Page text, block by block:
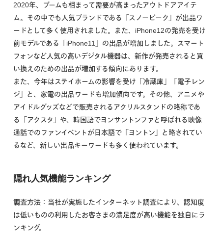
2020年、ブームも相まって需要が高まったアウトドアアイテ
ム。その中でも人気ブランドである「スノーピーク」が出品ワ
ードとして多く使用されました。また、iPhone12の発売を受け
前モデルである「iPhone11」の出品が増加しました。スマート
フォンなど人気の高いデジタル機器は、新作が発売されると買
い換えのための出品が増加する傾向にあります。
また、今年はステイホームの影響を受け「冷蔵庫」「電子レン
ジ」と、家電の出品ワードも増加傾向です。その他、アニメや
アイドルグッズなどで販売されるアクリルスタンドの略称であ
る「アクスタ」や、韓国語でヨンサントンファと呼ばれる映像
通話でのファンイベントが日本語で「ヨントン」と略されてい
るなど、新しい出品キーワードも多く使われています。
隠れ人気機能ランキング
調査方法：当社が実施したインターネット調査により、認知度
は低いものの利用したお客さまの満足度が高い機能を独自にラ
ンキング。